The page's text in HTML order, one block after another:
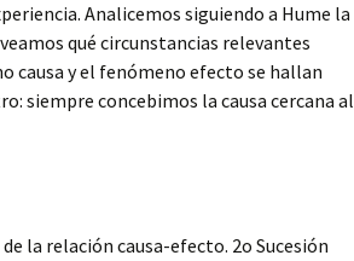
Analicemos siguiendo a Hume la
qué circunstancias relevantes
causa y el fenómeno efecto se hallan
siempre concebimos la causa cercana al
la relación causa-efecto. 2o Sucesión